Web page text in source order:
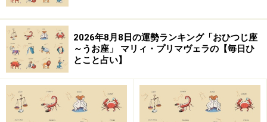
Amazonで占い関連の商品をチェック！
楽天市場で占い関連の商品をチェック！
2026年8月8日の運勢ランキング「おひつじ座
～うお座」 マリィ・プリマヴェラの【毎日ひ
とこと占い】